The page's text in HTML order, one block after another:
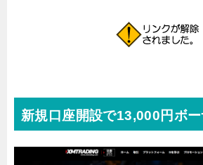
新規口座開設で13,000円ボー